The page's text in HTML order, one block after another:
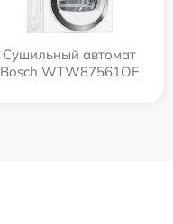
Сушильный автомат
Bosch WTW87561OE